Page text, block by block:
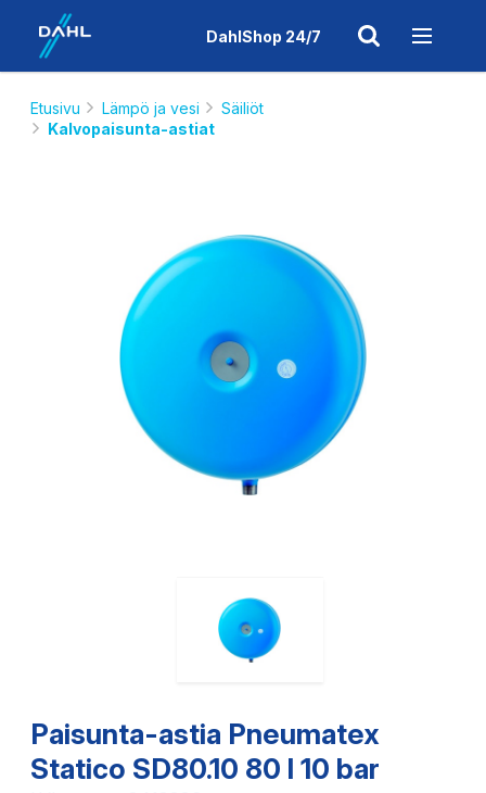
DahlShop 24/7
Etusivu Lämpö ja vesi
Säiliöt
Kalvopaisunta-astiat
Paisunta-astia Pneumatex
Statico SD80.10 80 l 10 bar